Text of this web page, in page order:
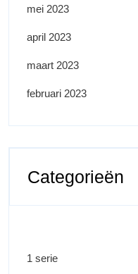
mei 2023
april 2023
maart 2023
februari 2023
Categorieën
1 serie